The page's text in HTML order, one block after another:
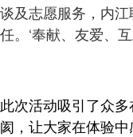
谈及志愿服务，内
任。‘奉献、友爱、
此次活动吸引了众
阂，让大家在体验